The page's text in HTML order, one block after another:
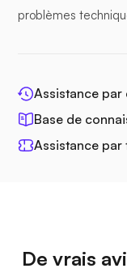
Jitsi
Plex
problèmes
Assistance
Base de
Assistance par
De vrais